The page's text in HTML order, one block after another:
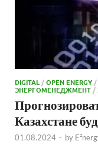
DIGITAL/OPEN ENERGY/
ЭНЕРГОМЕНЕДЖМЕНТ/
Казахстане
01.08.2024 - by